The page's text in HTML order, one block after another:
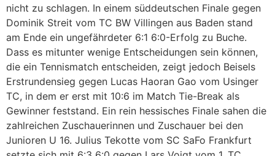
nicht zu schlagen. In einem süddeutschen Finale gegen
Dominik Streit vom TC BW Villingen aus Baden stand
am Ende ein ungefährdeter 6:1 6:0-Erfolg zu Buche.
Dass es mitunter wenige Entscheidungen sein können,
die ein Tennismatch entscheiden, zeigt jedoch Beisels
Erstrundensieg gegen Lucas Haoran Gao vom Usinger
TC, in dem er erst mit 10:6 im Match Tie-Break als
Gewinner feststand. Ein rein hessisches Finale sahen die
zahlreichen Zuschauerinnen und Zuschauer bei den
Junioren U 16. Julius Tekotte vom SC SaFo Frankfurt